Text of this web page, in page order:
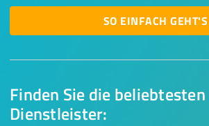
Finden Sie die beliebtesten
Dienstleister:
SO EINFACH GEHT'S